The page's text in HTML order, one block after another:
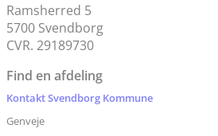
Ramsherred 5
5700 Svendborg
CVR. 29189730
Find en afdeling
Kontakt Svendborg Kommune
Genveje